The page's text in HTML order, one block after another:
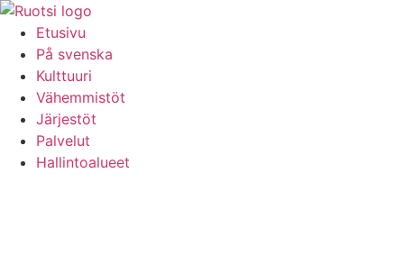
Hoppa
innehåll
Etusivu
På svenska
Kulttuuri
Vähemmistöt
Järjestöt
Palvelut
Hallintoalueet